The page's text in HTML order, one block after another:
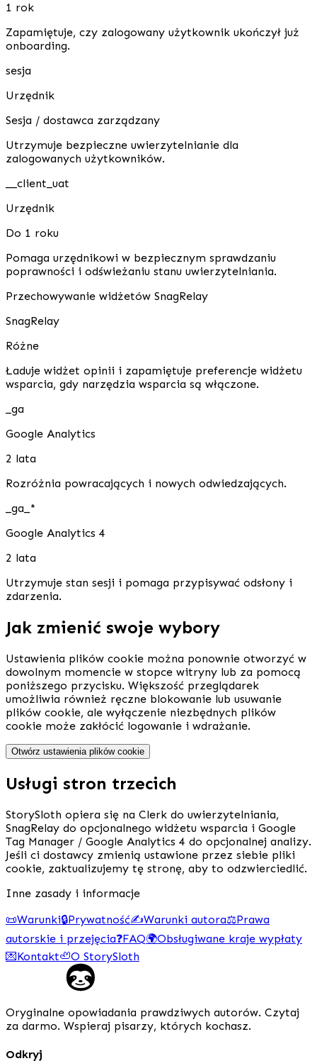
1 rok
Zapamiętuje, czy zalogowany użytkownik ukończył już
onboarding.
sesja
Urzędnik
Sesja / dostawca zarządzany
Utrzymuje bezpieczne uwierzytelnianie dla
zalogowanych użytkowników.
__client_uat
Urzędnik
Do 1 roku
Pomaga urzędnikowi w bezpiecznym sprawdzaniu
poprawności i odświeżaniu stanu uwierzytelniania.
Przechowywanie widżetów SnagRelay
SnagRelay
Różne
Ładuje widżet opinii i zapamiętuje preferencje widżetu
wsparcia, gdy narzędzia wsparcia są włączone.
_ga
Google Analytics
2 lata
Rozróżnia powracających i nowych odwiedzających.
_ga_*
Google Analytics 4
2 lata
Utrzymuje stan sesji i pomaga przypisywać odsłony i
zdarzenia.
Jak zmienić swoje wybory
Ustawienia plików cookie można ponownie otworzyć w
dowolnym momencie w stopce witryny lub za pomocą
poniższego przycisku. Większość przeglądarek
umożliwia również ręczne blokowanie lub usuwanie
plików cookie, ale wyłączenie niezbędnych plików
cookie może zakłócić logowanie i wdrażanie.
Otwórz ustawienia plików cookie
Usługi stron trzecich
StorySloth opiera się na Clerk do uwierzytelniania,
SnagRelay do opcjonalnego widżetu wsparcia i Google
Tag Manager / Google Analytics 4 do opcjonalnej analizy.
Jeśli ci dostawcy zmienią ustawione przez siebie pliki
cookie, zaktualizujemy tę stronę, aby to odzwierciedlić.
Inne zasady i informacje
📜Warunki🔒Prywatność✍️Warunki autora⚖️Prawa
autorskie i przejęcia❓FAQ🌍Obsługiwane kraje wypłaty
💌Kontakt🦥O StorySloth
Oryginalne opowiadania prawdziwych autorów. Czytaj
za darmo. Wspieraj pisarzy, których kochasz.
Odkryj